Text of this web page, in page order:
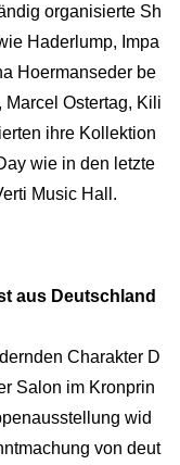
organisierte Sh
Haderlump, Impa
Hoermanseder be
Ostertag, Kili
ihre Kollektion
wie in den letzte
Music Hall.
aus Deutschland
Charakter D
Salon im Kronprin
wid
von deut